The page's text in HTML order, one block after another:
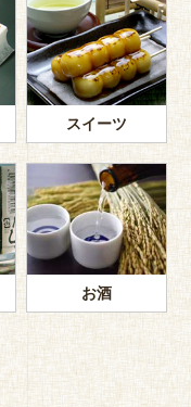
スイーツ
お酒